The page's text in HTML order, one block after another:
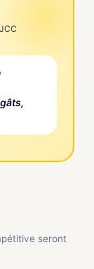
seront